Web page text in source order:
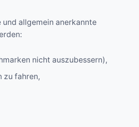
allgemein anerkannte
nicht auszubessern),
zu fahren,